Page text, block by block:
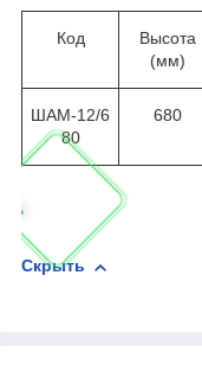
Код
Высота
(мм)
ШАМ-12/6
80
680
Скрыть